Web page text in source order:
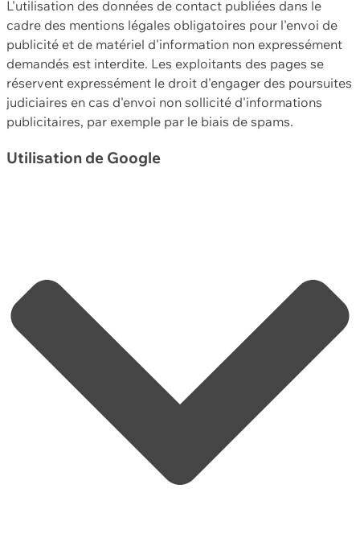
L'utilisation des données de contact publiées dans le
cadre des mentions légales obligatoires pour l'envoi de
publicité et de matériel d'information non expressément
demandés est interdite. Les exploitants des pages se
réservent expressément le droit d'engager des poursuites
judiciaires en cas d'envoi non sollicité d'informations
publicitaires, par exemple par le biais de spams.
Utilisation de Google